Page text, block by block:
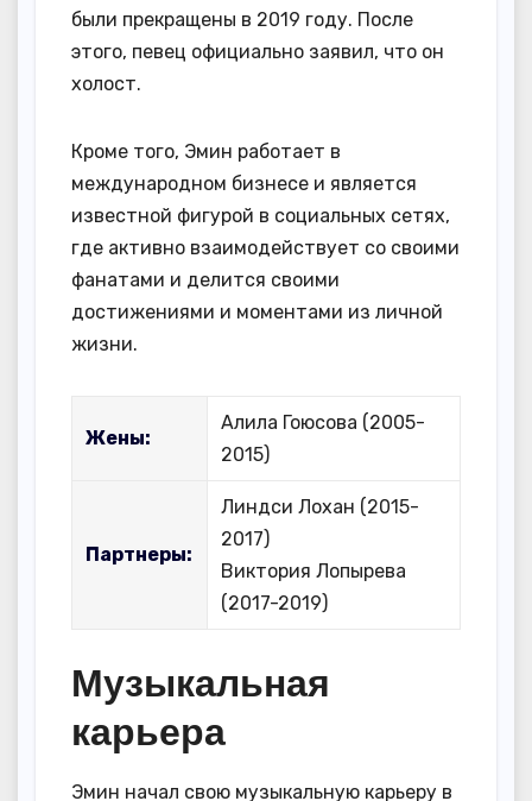
были прекращены в 2019 году. После
этого, певец официально заявил, что он
холост.
Кроме того, Эмин работает в
международном бизнесе и является
известной фигурой в социальных сетях,
где активно взаимодействует со своими
фанатами и делится своими
достижениями и моментами из личной
жизни.
Жены:
Алила Гоюсова (2005-
2015)
Партнеры:
Линдси Лохан (2015-
2017)
Виктория Лопырева
(2017-2019)
Музыкальная
карьера
Эмин начал свою музыкальную карьеру в